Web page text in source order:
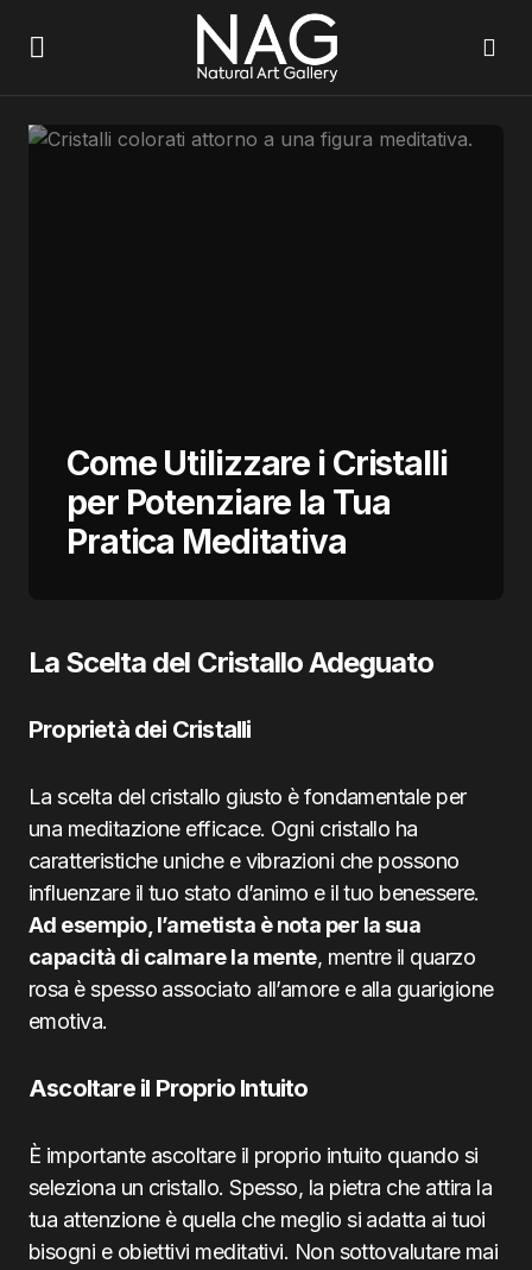
Come Utilizzare i Cristalli
per Potenziare la Tua
Pratica Meditativa
La Scelta del Cristallo Adeguato
Proprietà dei Cristalli
La scelta del cristallo giusto è fondamentale per
una meditazione efficace. Ogni cristallo ha
caratteristiche uniche e vibrazioni che possono
influenzare il tuo stato d’animo e il tuo benessere.
Ad esempio, l’ametista è nota per la sua
capacità di calmare la mente, mentre il quarzo
rosa è spesso associato all’amore e alla guarigione
emotiva.
Ascoltare il Proprio Intuito
È importante ascoltare il proprio intuito quando si
seleziona un cristallo. Spesso, la pietra che attira la
tua attenzione è quella che meglio si adatta ai tuoi
bisogni e obiettivi meditativi. Non sottovalutare mai